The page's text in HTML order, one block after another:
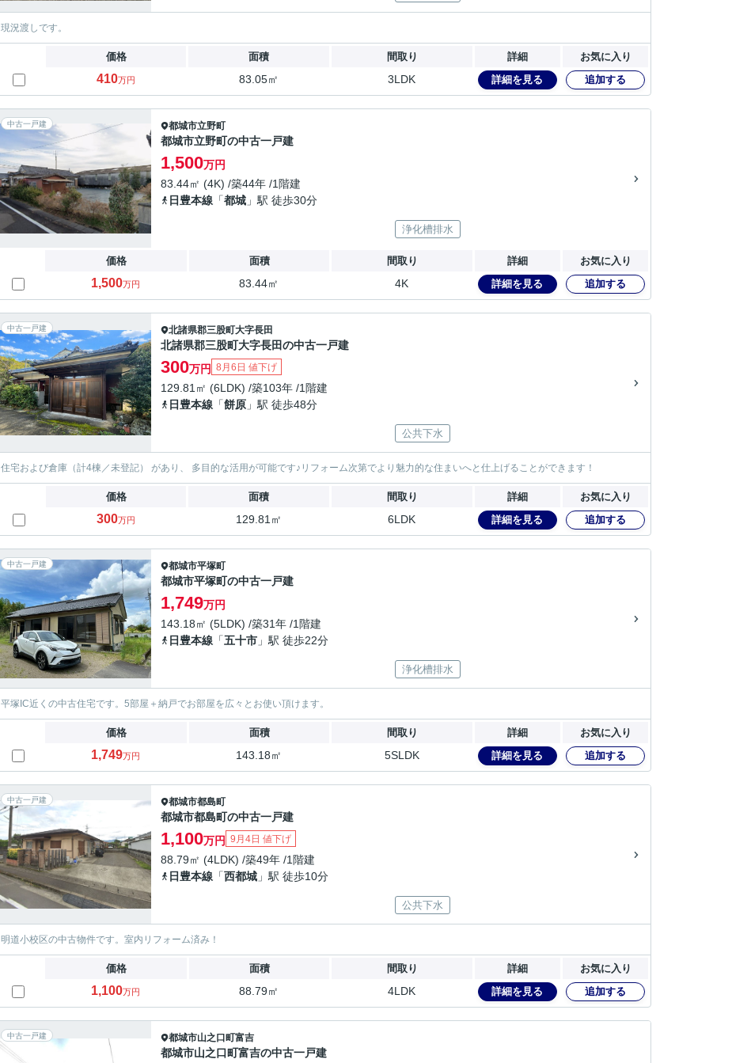
現況渡しです。
価格 面積 間取り 詳細 お気に入り
410万円 83.05㎡ 3LDK 詳細を見る 追加する
中古一戸建 都城市立野町
都城市立野町の中古一戸建
1,500万円
83.44㎡ (4K) /築44年 /1階建
日豊本線 「都城 」駅 徒歩30分
浄化槽排水
価格 面積 間取り 詳細 お気に入り
1,500万円 83.44㎡ 4K 詳細を見る 追加する
中古一戸建 北諸県郡三股町大字長田
北諸県郡三股町大字長田の中古一戸建
300万円 8月6日 値下げ
129.81㎡ (6LDK) /築103年 /1階建
日豊本線 「餅原 」駅 徒歩48分
公共下水
住宅および倉庫（計4棟／未登記） があり、 多目的な活用が可能です♪リフォーム次第でより魅力的な住まいへと仕上げることができます！
価格 面積 間取り 詳細 お気に入り
300万円 129.81㎡ 6LDK 詳細を見る 追加する
中古一戸建 都城市平塚町
都城市平塚町の中古一戸建
1,749万円
143.18㎡ (5LDK) /築31年 /1階建
日豊本線 「五十市 」駅 徒歩22分
浄化槽排水
平塚IC近くの中古住宅です。5部屋＋納戸でお部屋を広々とお使い頂けます。
価格 面積 間取り 詳細 お気に入り
1,749万円 143.18㎡ 5SLDK 詳細を見る 追加する
中古一戸建 都城市都島町
都城市都島町の中古一戸建
1,100万円 9月4日 値下げ
88.79㎡ (4LDK) /築49年 /1階建
日豊本線 「西都城 」駅 徒歩10分
公共下水
明道小校区の中古物件です。室内リフォーム済み！
価格 面積 間取り 詳細 お気に入り
1,100万円 88.79㎡ 4LDK 詳細を見る 追加する
中古一戸建 都城市山之口町富吉
都城市山之口町富吉の中古一戸建